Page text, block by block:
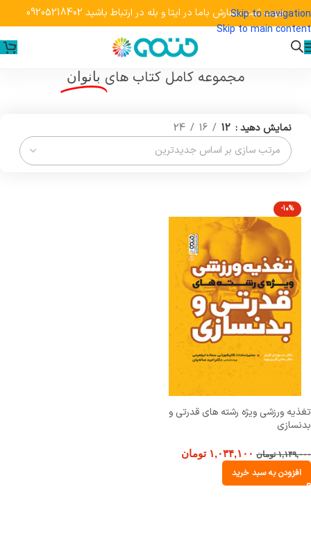
Skip to navigation
Skip to main content
جهت ثبت سفارش باما در ایتا و بله در ارتباط باشید 09205218402
محصولات برچسب خورده "بانوان"
مجموعه کامل کتاب های بانوان
نمایش دهید 12
16
24
-10%
تغذیه ورزشی ویژه رشته های قدرتی و
بدنسازی
۱,۱۴۹,۰۰۰ تومان ۱,۰۳۴,۱۰۰ تومان
افزودن به سبد خرید